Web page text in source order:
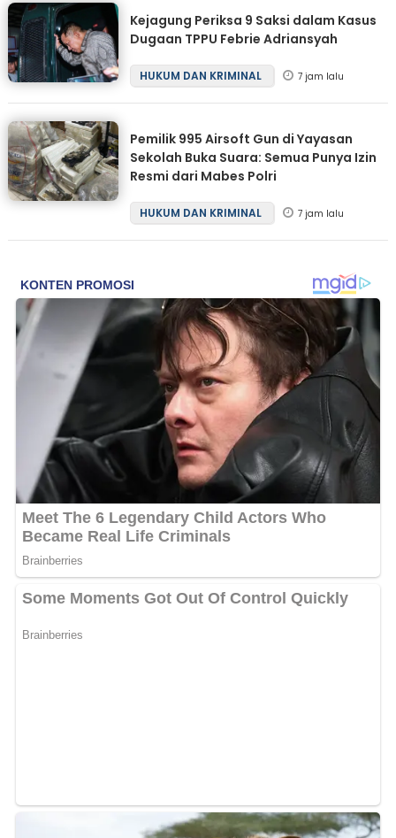
Kejagung Periksa 9 Saksi dalam Kasus
Dugaan TPPU Febrie Adriansyah
HUKUM DAN KRIMINAL 7 jam lalu
Pemilik 995 Airsoft Gun di Yayasan
Sekolah Buka Suara: Semua Punya Izin
Resmi dari Mabes Polri
HUKUM DAN KRIMINAL 7 jam lalu